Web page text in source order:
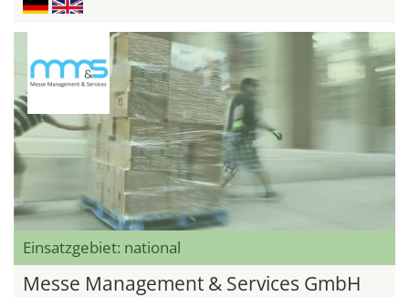
Einsatzgebiet: national
Messe Management & Services GmbH